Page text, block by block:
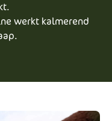
werkt kalmerend